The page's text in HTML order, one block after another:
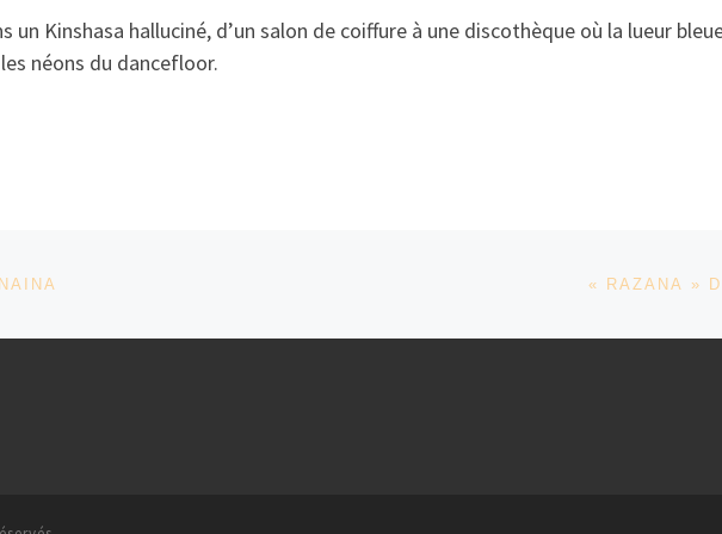
un Kinshasa halluciné, d’un salon de coiffure à une discothèque où la lueur
néons du dancefloor.
« RAZANA »